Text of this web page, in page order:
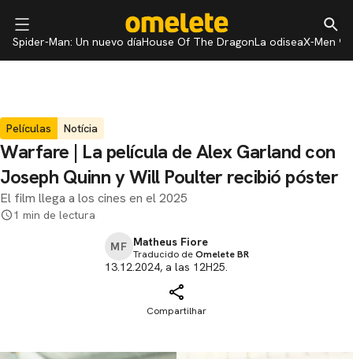
Spider-Man: Un nuevo díaHouse Of The DragonLa odiseaX-Men 97
Películas Notícia
Warfare | La película de Alex Garland con
Joseph Quinn y Will Poulter recibió póster
El film llega a los cines en el 2025
1 min de lectura
MF Matheus Fiore
Traducido deOmelete BR
13.12.2024, a las 12H25.
Compartilhar